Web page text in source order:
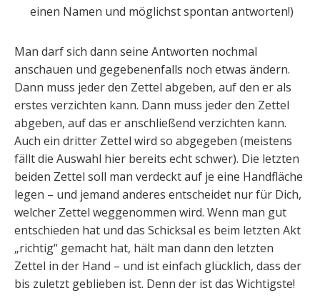
einen Namen und möglichst spontan antworten!)
Man darf sich dann seine Antworten nochmal
anschauen und gegebenenfalls noch etwas ändern.
Dann muss jeder den Zettel abgeben, auf den er als
erstes verzichten kann. Dann muss jeder den Zettel
abgeben, auf das er anschließend verzichten kann.
Auch ein dritter Zettel wird so abgegeben (meistens
fällt die Auswahl hier bereits echt schwer). Die letzten
beiden Zettel soll man verdeckt auf je eine Handfläche
legen – und jemand anderes entscheidet nur für Dich,
welcher Zettel weggenommen wird. Wenn man gut
entschieden hat und das Schicksal es beim letzten Akt
„richtig“ gemacht hat, hält man dann den letzten
Zettel in der Hand – und ist einfach glücklich, dass der
bis zuletzt geblieben ist. Denn der ist das Wichtigste!